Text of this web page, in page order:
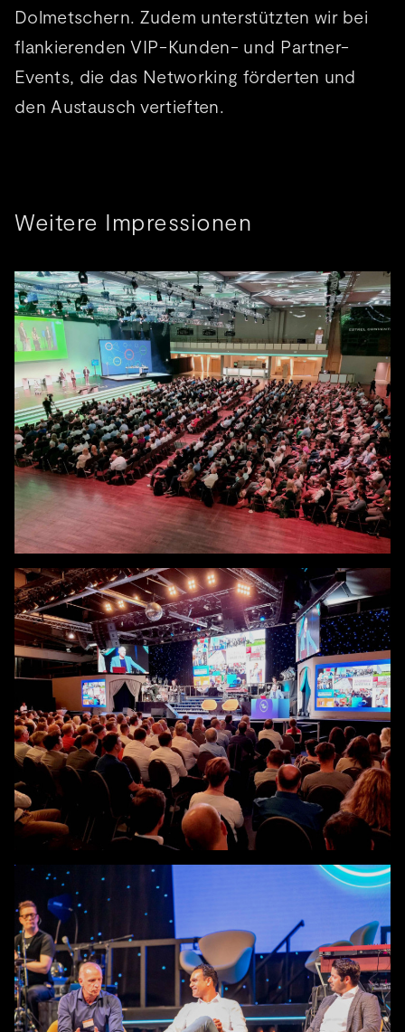
Dolmetschern. Zudem unterstützten wir bei
flankierenden VIP-Kunden- und Partner-
Events, die das Networking förderten und
den Austausch vertieften.
Weitere Impressionen